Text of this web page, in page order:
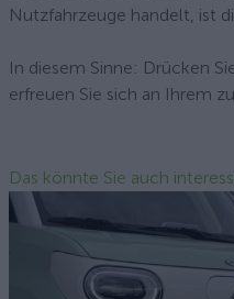
Nutzfahrzeuge handelt, ist
In diesem Sinne: Drücken
erfreuen Sie sich an Ihrem
Das könnte Sie auch